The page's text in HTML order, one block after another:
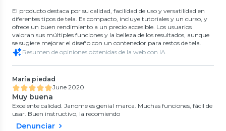
El producto destaca por su calidad, facilidad de uso y versatilidad en
diferentes tipos de tela. Es compacto, incluye tutoriales y un curso, y
ofrece un buen rendimiento a un precio accesible. Los usuarios
valoran sus múltiples funciones y la belleza de los resultados, aunque
se sugiere mejorar el diseño con un contenedor para restos de tela.
Resumen de opiniones obtenidas de la web con IA
María piedad
June 2020
Muy buena
Excelente calidad. Janome es genial marca. Muchas funciones, fácil de
usar. Buen instructivo, la recomiendo
Denunciar